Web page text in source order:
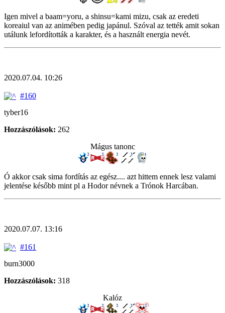
Igen mivel a baam=yoru, a shinsu=kami mizu, csak az eredeti
koreaiul van az animében pedig japánul. Szóval az tették amit sokan
utálunk lefordították a karakter, és a használt energia nevét.
2020.07.04. 10:26
#160
tyber16
Hozzászólások: 262
Mágus tanonc
Ó akkor csak sima fordítás az egész.... azt hittem ennek lesz valami
jelentése később mint pl a Hodor névnek a Trónok Harcában.
2020.07.07. 13:16
#161
burn3000
Hozzászólások: 318
Kalóz